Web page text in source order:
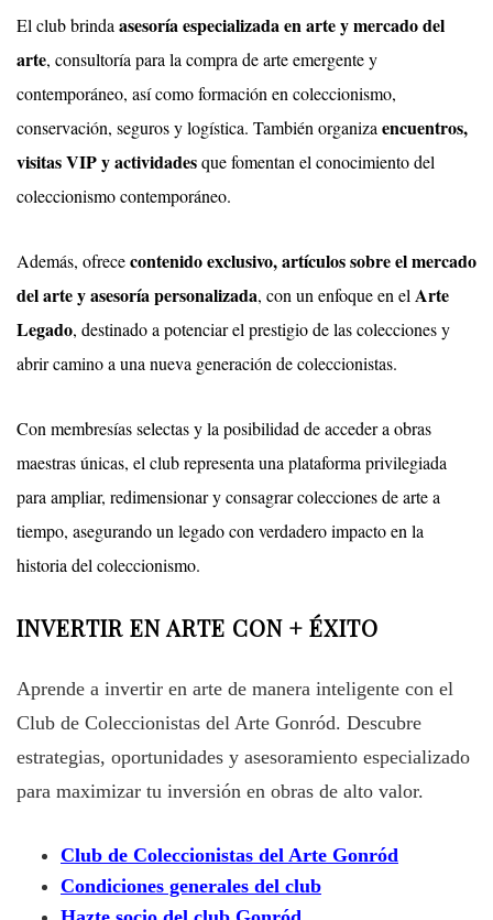
El club brindaasesoría especializada en arte y mercado del
arte, consultoría para la compra de arte emergente y
contemporáneo, así como formación en coleccionismo,
conservación, seguros y logística. También organizaencuentros,
visitas VIP y actividadesque fomentan el conocimiento del
coleccionismo contemporáneo.
Además, ofrececontenido exclusivo, artículos sobre el mercado
del arte y asesoría personalizada, con un enfoque en elArte
Legado, destinado a potenciar el prestigio de las colecciones y
abrir camino a una nueva generación de coleccionistas.
Con membresías selectas y la posibilidad de acceder a obras
maestras únicas, el club representa una plataforma privilegiada
para ampliar, redimensionar y consagrar colecciones de arte a
tiempo, asegurando un legado con verdadero impacto en la
historia del coleccionismo.
INVERTIR EN ARTE CON + ÉXITO
Aprende a invertir en arte de manera inteligente con el
Club de Coleccionistas del Arte Gonród. Descubre
estrategias, oportunidades y asesoramiento especializado
para maximizar tu inversión en obras de alto valor.
Club de Coleccionistas del Arte Gonród
Condiciones generales del club